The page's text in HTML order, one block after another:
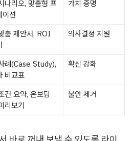
나리오, 맞춤형 프
이션
가치 증명
춤 제안서, ROI
의사결정 지원
례(Case Study),
비교표
확신 강화
건 요약, 온보딩
리보기
불안 제거